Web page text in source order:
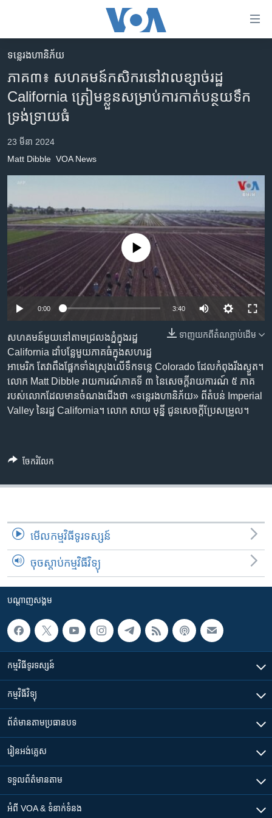
គេហទំព័រ​
រំលង​
និង​
ចូល​
ទៅ​​
ទំព័រ​
ព័ត៌មាន​​
និង​
ចូល​
ទៅ​
រចនា
សម្ព័ន្ធ​
រំលង​
ចូល​
ទៅ​
កាន់​
ទំព័រ​
ស្វែង​
រក
កម្ពុជា
អន្តរជាតិ
អាមេរិក
កម្ពុជាច្នៃប្រតិដ្ឋ
ទូរទស្សន៍ / វីដេអូ​
វិទ្យុ / ផតខាសថ៍
កម្មវិធីទាំងអស់
Khmer English
ភាសា
ទន្លេរងហានិភ័យ
ភាគ៣៖ សហគមន៍​កសិករ​នៅ​វាលខ្សាច់​រដ្ឋ
California ត្រៀមខ្លួន​សម្រាប់​ការ​កាត់​បន្ថយ​ទឹក​
ទ្រង់ទ្រាយ​ធំ
23 មីនា 2024
Matt Dibble VOA News
No media source currently available
0:00 3:40
ទាញ​យក​ពី​តំណភ្ជាប់​ដើម
សហគមន៍​មួយ​នៅ​តាម​ជ្រលង​ភ្នំ​ក្នុង​រដ្ឋ
California ដាំ​បន្លែ​មួយ​ភាគ​ធំ​ក្នុង​សហរដ្ឋ​
អាមេរិក តែ​វា​ពឹងផ្អែក​ទាំងស្រុង​លើ​ទឹក​ទន្លេ Colorado ដែល​កំពុង​រីងស្ងួត។
លោក Matt Dibble រាយការណ៍​ភាគ​ទី ៣ នៃ​សេចក្តី​រាយការណ៍ ៥ ភាគ​
របស់​លោក​ដែល​មាន​ចំណងជើង​ថា «ទន្លេ​រង​ហានិភ័យ» ពី​តំបន់ ​Imperial
Valley នៃ​រដ្ឋ California។ លោក សាយ មុន្នី ជូន​សេចក្ដី​ប្រែ​សម្រួល។
ចែករំលែក
មើល​កម្មវិធី​ទូរទស្សន៍
ចុចស្តាប់កម្មវិធីវិទ្យុ
បណ្តាញ​សង្គម
កម្មវិធី​ទូរទស្សន៍
កម្មវិធី​វិទ្យុ
ព័ត៌មាន​តាមប្រធានបទ​
រៀន​​អង់គ្លេស
ទទួល​ព័ត៌មាន​តាម
អំពី​ VOA & ទំនាក់ទំនង